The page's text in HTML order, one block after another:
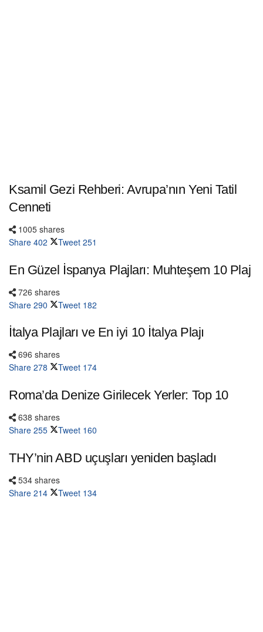
Ksamil Gezi Rehberi: Avrupa’nın Yeni Tatil
Cenneti
1005 shares
Share 402 Tweet 251
En Güzel İspanya Plajları: Muhteşem 10 Plaj
726 shares
Share 290 Tweet 182
İtalya Plajları ve En iyi 10 İtalya Plajı
696 shares
Share 278 Tweet 174
Roma’da Denize Girilecek Yerler: Top 10
638 shares
Share 255 Tweet 160
THY’nin ABD uçuşları yeniden başladı
534 shares
Share 214 Tweet 134